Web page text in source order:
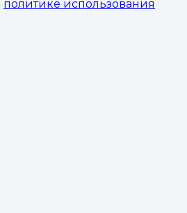
политике использования